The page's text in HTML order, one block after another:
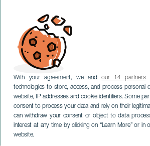
With your agreement, we andour 14 partners
technologies to store, access, and process personal
website, IP addresses and cookie identifiers. Some
consent to process your data and rely on their
can withdraw your consent or object to data
interest at any time by clicking on “Learn More” or in
website.Bocas-carne: fricción
TENERIFE